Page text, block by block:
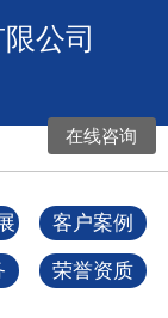
公司
在线咨询
客户案例
荣誉资质